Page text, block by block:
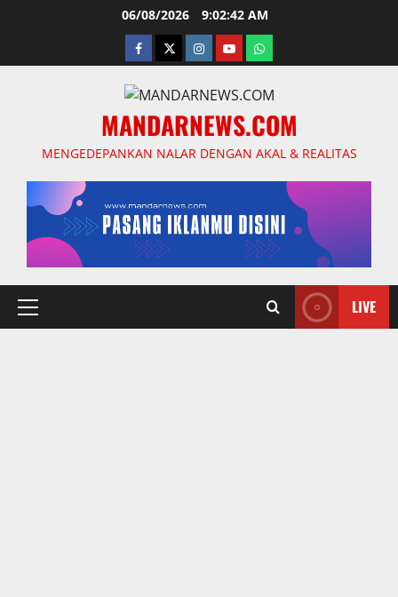
06/08/2026 9:02:43 AM
facebooktwitterinstagram.com
youtubewhatsapp
MANDARNEWS.COM
MENGEDEPANKAN NALAR DENGAN AKAL & REALITAS
Primary
LIVE